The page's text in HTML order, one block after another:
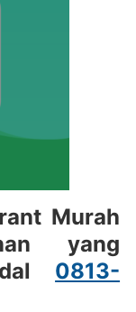
Murah
yang
0813-